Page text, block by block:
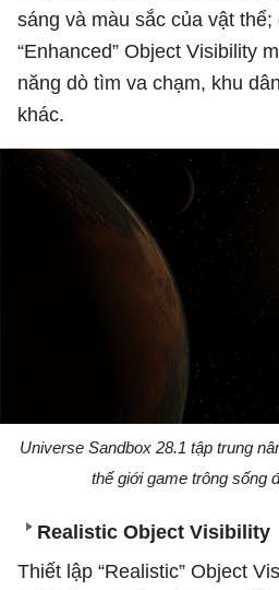
sáng và màu sắc của vật
“Enhanced” Object Visibility
năng dò tìm va chạm, khu
khác.
Universe Sandbox 28.1 tập trung
thế giới game trông sống
Realistic Object Visibility
Thiết lập “Realistic” Object